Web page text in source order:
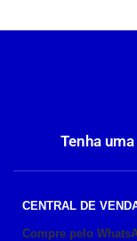
Tenha
CENTRAL DE
Compre pelo